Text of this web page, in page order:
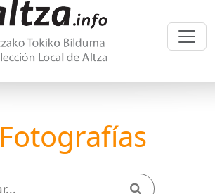
Fotografías